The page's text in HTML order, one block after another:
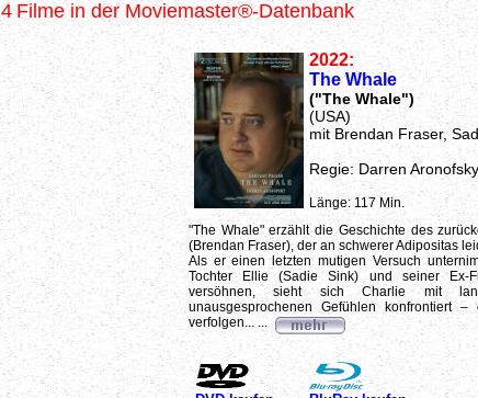
4 Filme in der Moviemaster®-Datenbank
2022:
The Whale
("The Whale")
(USA)
mit Brendan Fraser,
Regie: Darren Aronofsky
Länge: 117 Min.
"The Whale" erzählt die Geschichte des
(Brendan Fraser), der an schwerer Adipositas
Als er einen letzten mutigen Versuch
Tochter Ellie (Sadie Sink) und seiner Ex-
versöhnen, sieht sich Charlie mit
unausgesprochenen Gefühlen konfrontiert
verfolgen... ...